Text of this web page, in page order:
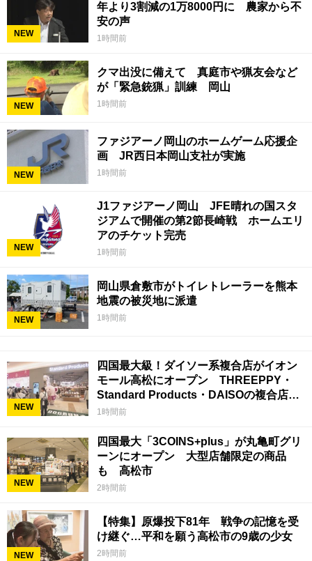
NEW
年より3割減の1万8000円に 農家から不
安の声
1時間前
NEW
クマ出没に備えて 真庭市や猟友会など
が「緊急銃猟」訓練 岡山
1時間前
NEW
ファジアーノ岡山のホームゲーム応援企
画 JR西日本岡山支社が実施
1時間前
NEW
J1ファジアーノ岡山 JFE晴れの国スタ
ジアムで開催の第2節長崎戦 ホームエリ
アのチケット完売
1時間前
NEW
岡山県倉敷市がトイレトレーラーを熊本
地震の被災地に派遣
1時間前
NEW
四国最大級！ダイソー系複合店がイオン
モール高松にオープン THREEPPY・
Standard Products・DAISOの複合店は
香川県初
1時間前
NEW
四国最大「3COINS+plus」が丸亀町グリ
ーンにオープン 大型店舗限定の商品
も 高松市
2時間前
NEW
【特集】原爆投下81年 戦争の記憶を受
け継ぐ…平和を願う高松市の9歳の少女
2時間前